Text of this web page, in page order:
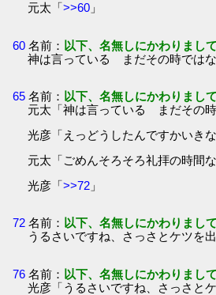
元太「>>60 」
60 名前： 以下、名無しにかわりまし
神は言っている まだその時では
65 名前： 以下、名無しにかわりまし
元太「神は言っている まだその時
光彦「えっどうしたんですかいきな
元太「ごめんそろそろ礼拝の時間
光彦「>>72 」
72 名前： 以下、名無しにかわりまし
うるさいですね、さっさとケツを
76 名前： 以下、名無しにかわりまし
光彦「うるさいですね、さっさと